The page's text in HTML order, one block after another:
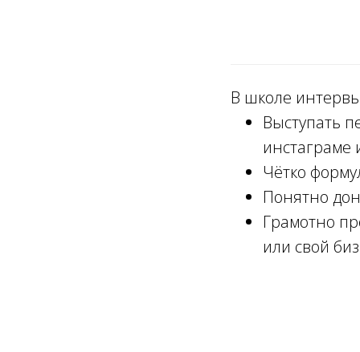
В школе
Выступать
инстаграме
Чётко
Понятно
Грамотно
или свой